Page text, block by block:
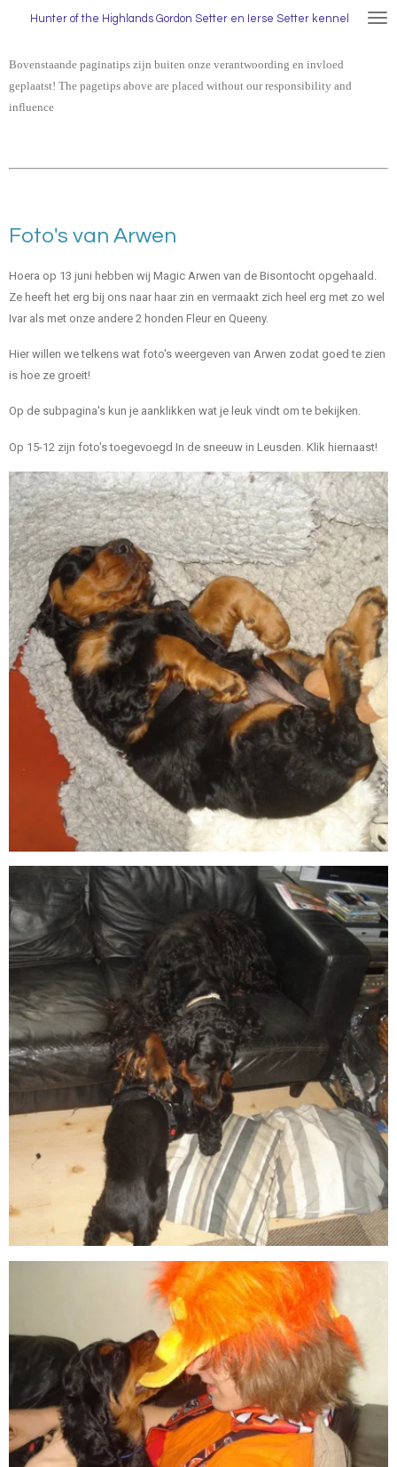
naar
de
hoofdinhoud
Hunter of the Highlands Gordon Setter en Ierse Setter kennel
Bovenstaande paginatips zijn buiten onze verantwoording en invloed
geplaatst! The pagetips above are placed without our responsibility and
influence
Foto's van Arwen
Hoera op 13 juni hebben wij Magic Arwen van de Bisontocht opgehaald.
Ze heeft het erg bij ons naar haar zin en vermaakt zich heel erg met zo wel
Ivar als met onze andere 2 honden Fleur en Queeny.
Hier willen we telkens wat foto's weergeven van Arwen zodat goed te zien
is hoe ze groeit!
Op de subpagina's kun je aanklikken wat je leuk vindt om te bekijken.
Op 15-12 zijn foto's toegevoegd In de sneeuw in Leusden. Klik hiernaast!